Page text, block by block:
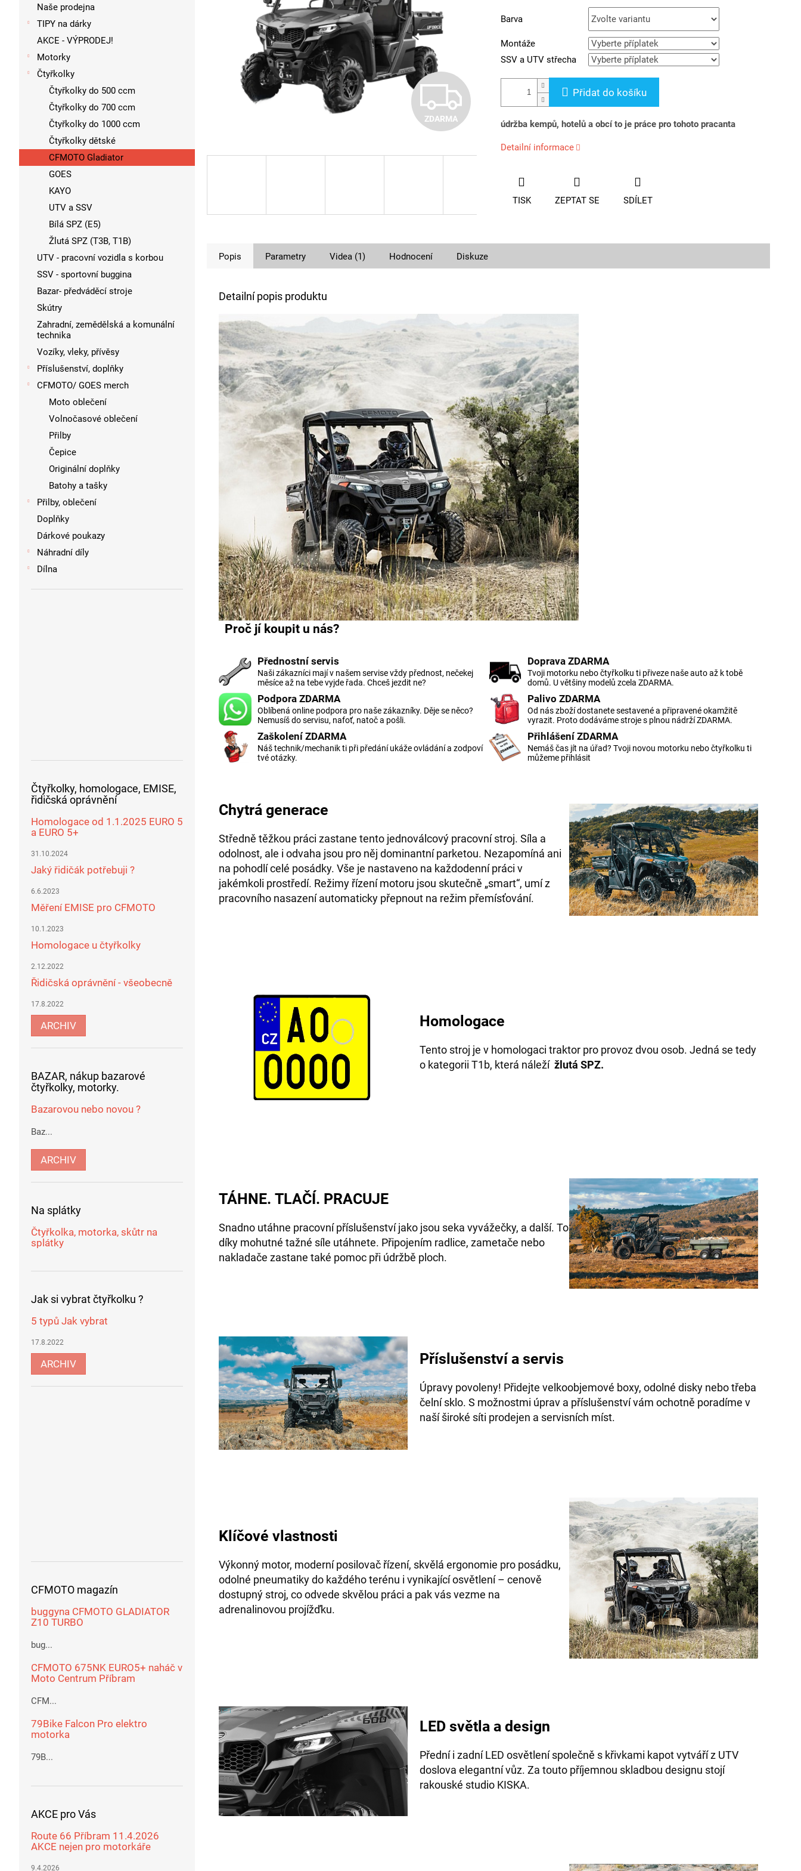
Naše prodejna
TIPY na dárky
AKCE - VÝPRODEJ!
Motorky
Čtyřkolky
Čtyřkolky do 500 ccm
Čtyřkolky do 700 ccm
Čtyřkolky do 1000 ccm
Čtyřkolky dětské
CFMOTO Gladiator
GOES
KAYO
UTV a SSV
Bílá SPZ (E5)
Žlutá SPZ (T3B, T1B)
UTV - pracovní vozidla s korbou
SSV - sportovní buggina
Bazar- předváděcí stroje
Skútry
Zahradní, zemědělská a komunální
technika
Vozíky, vleky, přívěsy
Příslušenství, doplňky
CFMOTO/ GOES merch
Moto oblečení
Volnočasové oblečení
Přilby
Čepice
Originální doplňky
Batohy a tašky
Přilby, oblečení
Doplňky
Dárkové poukazy
Náhradní díly
Dílna
Čtyřkolky, homologace, EMISE,
řidičská oprávnění
Homologace od 1.1.2025 EURO 5
a EURO 5+
31.10.2024
Jaký řidičák potřebuji ?
6.6.2023
Měření EMISE pro CFMOTO
10.1.2023
Homologace u čtyřkolky
2.12.2022
Řidičská oprávnění - všeobecně
17.8.2022
ARCHIV
BAZAR, nákup bazarové
čtyřkolky, motorky.
Bazarovou nebo novou ?
Baz...
ARCHIV
Na splátky
Čtyřkolka, motorka, skůtr na
splátky
Jak si vybrat čtyřkolku ?
5 typů Jak vybrat
17.8.2022
ARCHIV
CFMOTO magazín
buggyna CFMOTO GLADIATOR
Z10 TURBO
bug...
CFMOTO 675NK EURO5+ naháč v
Moto Centrum Příbram
CFM...
79Bike Falcon Pro elektro
motorka
79B...
AKCE pro Vás
Route 66 Příbram 11.4.2026
AKCE nejen pro motorkáře
9.4.2026
Z
D
R
M
ZDARMA
Barva
Montáže
SSV a UTV střecha
Přidat do košíku
údržba kempů, hotelů a obcí to je práce pro tohoto pracanta
Detailní informace
TISK ZEPTAT SE SDÍLET
Popis Parametry Videa (1) Hodnocení Diskuze
Detailní popis produktu
Proč jí koupit u nás?
Přednostní servis
Naši zákazníci mají v našem servise vždy přednost, nečekej
měsíce až na tebe vyjde řada. Chceš jezdit ne?
Doprava ZDARMA
Tvoji motorku nebo čtyřkolku ti přiveze naše auto až k tobě
domů. U většiny modelů zcela ZDARMA.
Podpora ZDARMA
Oblíbená online podpora pro naše zákazníky. Děje se něco?
Nemusíš do servisu, nafoť, natoč a pošli.
Palivo ZDARMA
Od nás zboží dostanete sestavené a připravené okamžitě
vyrazit. Proto dodáváme stroje s plnou nádrží ZDARMA.
Zaškolení ZDARMA
Náš technik/mechanik ti při předání ukáže ovládání a zodpoví
tvé otázky.
Přihlášení ZDARMA
Nemáš čas jít na úřad? Tvoji novou motorku nebo čtyřkolku ti
můžeme přihlásit
Chytrá generace
Středně těžkou práci zastane tento jednoválcový pracovní stroj. Síla a
odolnost, ale i odvaha jsou pro něj dominantní parketou. Nezapomíná ani
na pohodlí celé posádky. Vše je nastaveno na každodenní práci v
jakémkoli prostředí. Režimy řízení motoru jsou skutečně „smart“, umí z
pracovního nasazení automaticky přepnout na režim přemísťování.
Homologace
Tento stroj je v homologaci traktor pro provoz dvou osob. Jedná se tedy
o kategorii T1b, která náleží žlutá SPZ.
TÁHNE. TLAČÍ. PRACUJE
Snadno utáhne pracovní příslušenství jako jsou seka vyvážečky, a další. To
díky mohutné tažné síle utáhnete. Připojením radlice, zametače nebo
nakladače zastane také pomoc při údržbě ploch.
Příslušenství a servis
Úpravy povoleny! Přidejte velkoobjemové boxy, odolné disky nebo třeba
čelní sklo. S možnostmi úprav a příslušenství vám ochotně poradíme v
naší široké síti prodejen a servisních míst.
Klíčové vlastnosti
Výkonný motor, moderní posilovač řízení, skvělá ergonomie pro posádku,
odolné pneumatiky do každého terénu i vynikající osvětlení – cenově
dostupný stroj, co odvede skvělou práci a pak vás vezme na
adrenalinovou projížďku.
LED světla a design
Přední i zadní LED osvětlení společně s křivkami kapot vytváří z UTV
doslova elegantní vůz. Za touto příjemnou skladbou designu stojí
rakouské studio KISKA.